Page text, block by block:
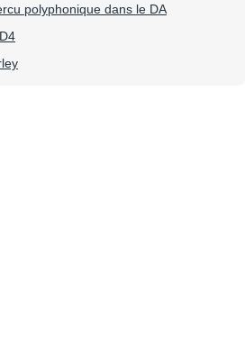
polyphonique dans le DA